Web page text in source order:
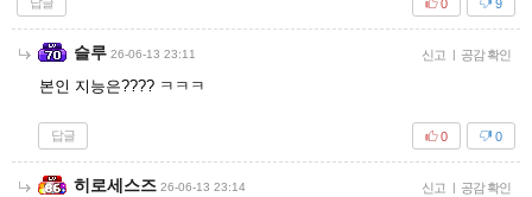
9
0
슬루 26-06-13 23:11 신고 | 공감 확인
본인 지능은???? ㅋㅋㅋ
답글 0
0
히로세스즈 26-06-13 23:14 신고 | 공감 확인